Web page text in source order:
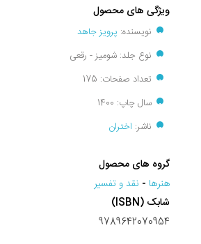
ویژگی های محصول
نویسنده: پرویز جاهد
نوع جلد: شومیز - رقعی
تعداد صفحات: 175
سال چاپ: 1400
ناشر: اختران
گروه های محصول
هنرها - نقد و تفسير
شابک (ISBN)
9789642070954